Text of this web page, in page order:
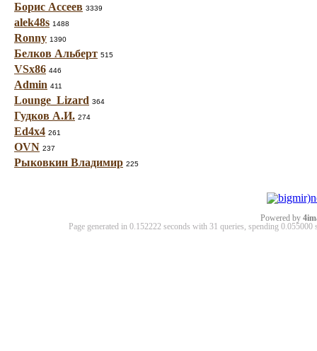
Борис Ассеев 3339
alek48s 1488
Ronny 1390
Белков Альберт 515
VSx86 446
Admin 411
Lounge_Lizard 364
Гудков А.И. 274
Ed4x4 261
OVN 237
Рыковкин Владимир 225
Powered by
Page generated in 0.152222 seconds with 31 queries, spending